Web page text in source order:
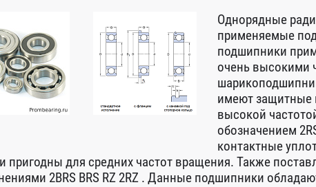
Однорядные
применяемые
подшипники
очень высокими
имеют защитные
высокой
обозначением
контактные
пригодны для средних частот вращения. Также
2BRS BRS RZ 2RZ . Данные подшипники